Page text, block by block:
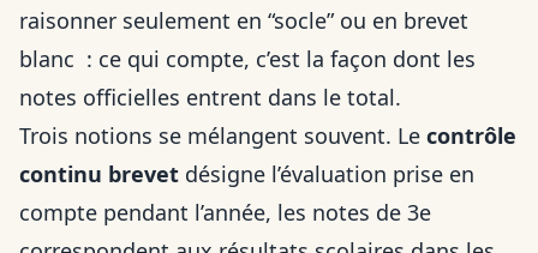
raisonner seulement en “socle” ou en brevet
blanc : ce qui compte, c’est la façon dont les
notes officielles entrent dans le total.
Trois notions se mélangent souvent. Le contrôle
continu brevet désigne l’évaluation prise en
compte pendant l’année, les notes de 3e